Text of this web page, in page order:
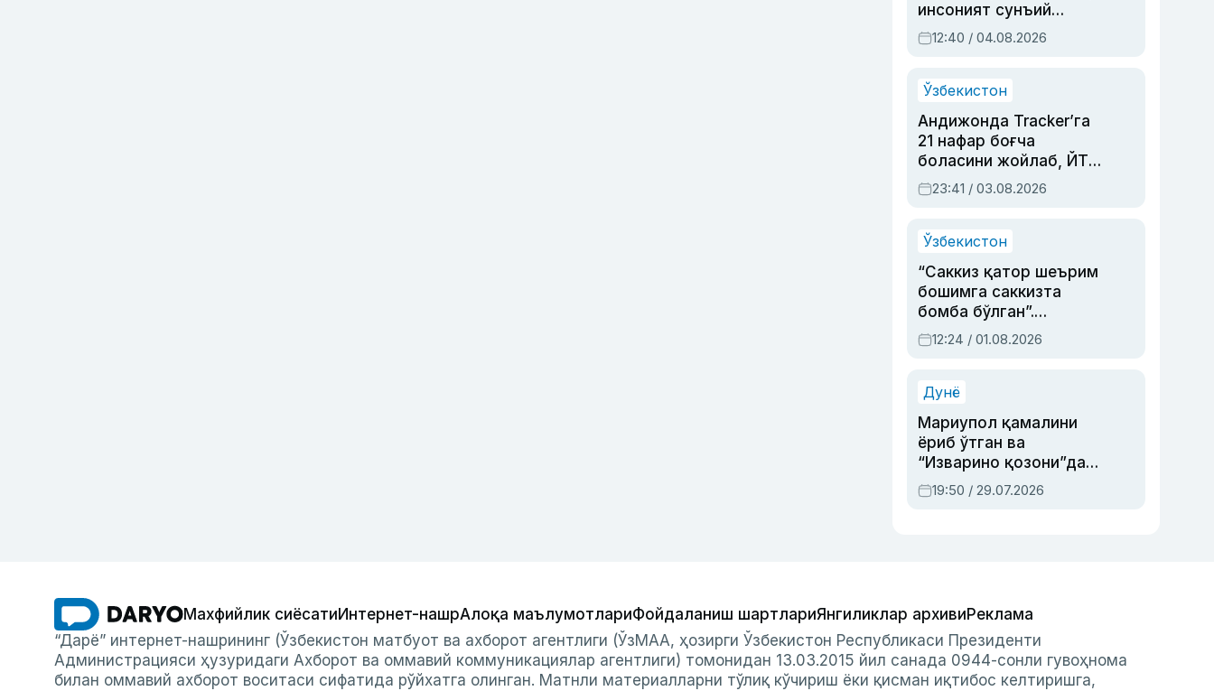
инсоният сунъий
интеллектни бошқара
олмай қолишидан
12:40 / 04.08.2026
Ўзбекистон
Андижонда Tracker’га
21 нафар боғча
боласини жойлаб, ЙТҲ
содир этган аёлга суд
ҳукми ўқилди
23:41 / 03.08.2026
Ўзбекистон
“Саккиз қатор шеърим
бошимга саккизта
бомба бўлган”.
Абдулла Ориповни
сиёсий айбловлардан
12:24 / 01.08.2026
Дунё
Мариупол қамалини
ёриб ўтган ва
“Изварино қозони”дан
чиққан қаҳрамон —
Украина армияси бош
19:50 / 29.07.2026
Махфийлик сиёсатиИнтернет-нашрАлоқа маълумотлариФойдаланиш шартлариЯнгиликлар архивиРеклама
“Дарё” интернет-нашрининг (Ўзбекистон матбуот ва ахборот агентлиги (ЎзМАА, ҳозирги Ўзбекистон Республикаси Президенти
Администрацияси ҳузуридаги Ахборот ва оммавий коммуникациялар агентлиги) томонидан 13.03.2015 йил санада 0944-сонли гувоҳнома
билан оммавий ахборот воситаси сифатида рўйхатга олинган. Матнли материалларни тўлиқ кўчириш ёки қисман иқтибос келтиришга,